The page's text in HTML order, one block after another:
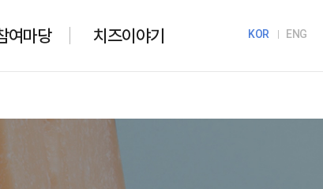
여마당 치즈이야기 KOR ENG